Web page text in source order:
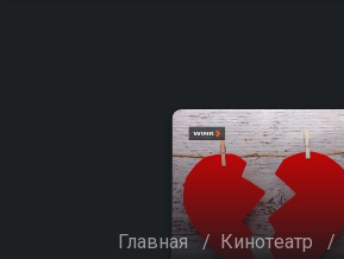
Главная / Кинотеатр /